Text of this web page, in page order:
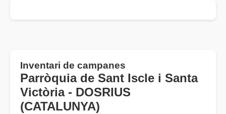
Inventari de campanes
Parròquia de Sant Iscle i Santa
Victòria - DOSRIUS
(CATALUNYA)